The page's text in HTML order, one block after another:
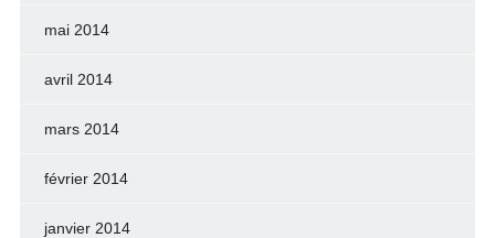
mai 2014
avril 2014
mars 2014
février 2014
janvier 2014